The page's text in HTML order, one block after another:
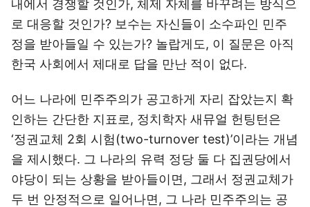
내에서 경쟁할 것인가, 체제 자체를 바꾸려는 방식으
로 대응할 것인가? 보수는 자신들이 소수파인 민주
정을 받아들일 수 있는가? 놀랍게도, 이 질문은 아직
한국 사회에서 제대로 답을 만난 적이 없다.
어느 나라에 민주주의가 공고하게 자리 잡았는지 확
인하는 간단한 지표로, 정치학자 새뮤얼 헌팅턴은
‘정권교체 2회 시험(two-turnover test)’이라는 개념
을 제시했다. 그 나라의 유력 정당 둘 다 집권당에서
야당이 되는 상황을 받아들이면, 그래서 정권교체가
두 번 안정적으로 일어나면, 그 나라 민주주의는 공